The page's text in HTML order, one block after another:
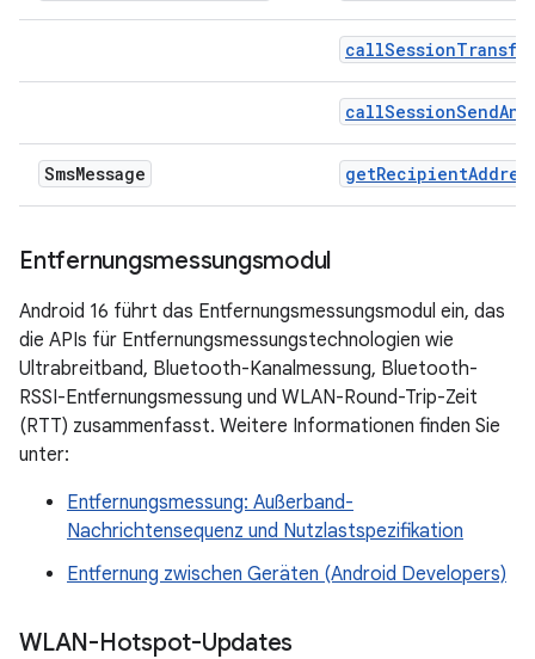
SmsMessage
Entfernungsmessungsmodul
Android 16 führt das Entfernungsmessungsmodul ein, das
die APIs für Entfernungsmessungstechnologien wie
Ultrabreitband, Bluetooth-Kanalmessung, Bluetooth-
RSSI-Entfernungsmessung und WLAN-Round-Trip-Zeit
(RTT) zusammenfasst. Weitere Informationen finden Sie
unter:
Entfernungsmessung: Außerband-
Nachrichtensequenz und Nutzlastspezifikation
Entfernung zwischen Geräten (Android Developers)
WLAN-Hotspot-Updates